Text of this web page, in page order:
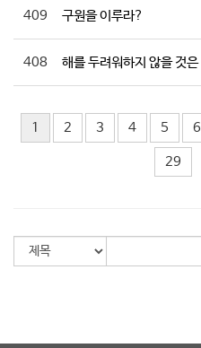
409 구원을 이루라?
408 해를 두려워하지 않을 것은
1 2 3 4 5 6
29